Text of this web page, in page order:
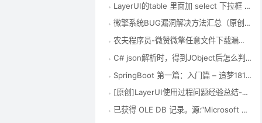
LayerUI的table 里面加 select 下拉框 – Fly社区
微擎系统BUG漏洞解决方法汇总（原创） – 谦信君 – 博客园
农夫程序员-微赞微擎任意文件下载漏洞global.func.php文件修复方法
C# json解析时，得到JObject后怎么判断它的某一键值是否存在？_博问_博客园
SpringBoot 第一篇：入门篇 – 追梦1819 – 博客园
[原创]LayerUI使用过程问题经验总结-填坑笔记
已获得 OLE DB 记录。源:“Microsoft SQL Native Client” Hresult: 0x80004005 说明:“不能将值 NULL 插入列 ‘id’，表 ‘ToolingD – 路漫漫 修远兮 – CSDN博客